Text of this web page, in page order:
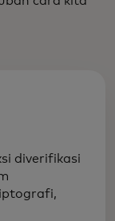
diverifikasi